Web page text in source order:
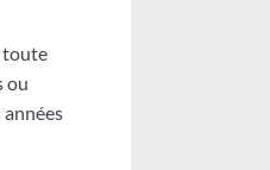
toute
ou